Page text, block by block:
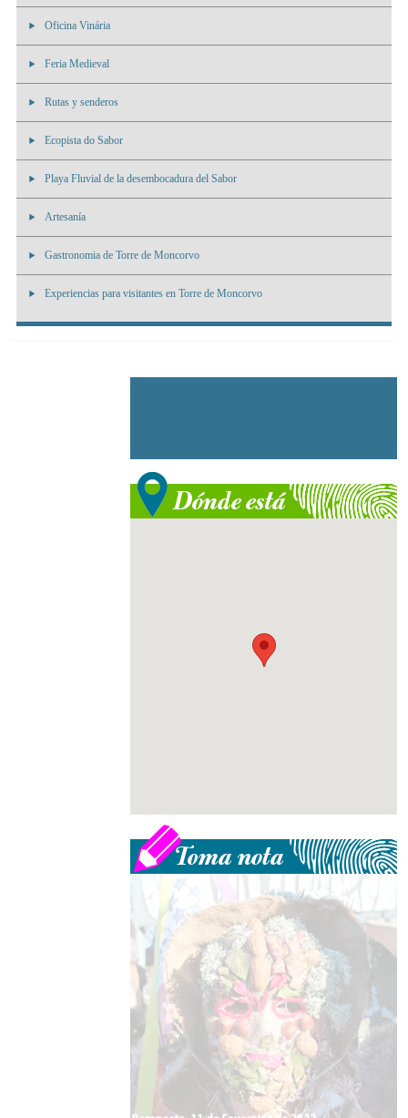
Oficina Vinária
Feria Medieval
Rutas y senderos
Ecopista do Sabor
Playa Fluvial de la desembocadura del Sabor
Artesanía
Gastronomia de Torre de Moncorvo
Experiencias para visitantes en Torre de Moncorvo